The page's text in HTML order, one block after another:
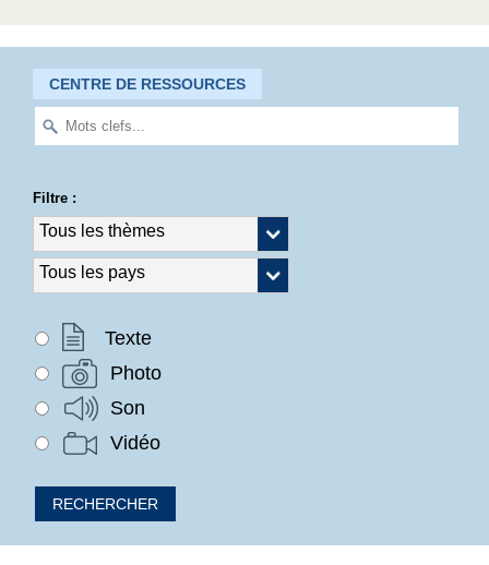
CENTRE DE RESSOURCES
Filtre :
Texte
Photo
Son
Vidéo